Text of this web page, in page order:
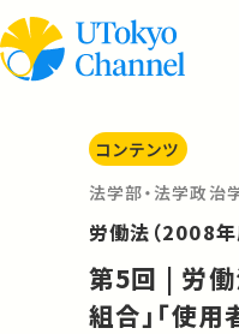
コンテンツ
法学部・法学政治
労働法（2008年
第5回 | 労
組合」「使用